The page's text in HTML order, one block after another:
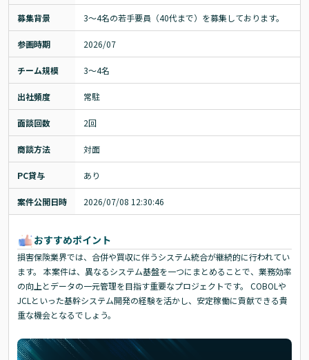
募集背景 3～4名の若手要員（40代まで）を募集しております。
参画時期 2026/07
チーム規模 3～4名
出社頻度 常駐
面談回数 2回
商談方法 対面
PC貸与 あり
案件公開日時 2026/07/08 12:30:46
おすすめポイント
損害保険業界では、合併や買収に伴うシステム統合が継続的に行われてい
ます。 本案件は、異なるシステム基盤を一つにまとめることで、業務効率
の向上とデータの一元管理を目指す重要なプロジェクトです。 COBOLや
JCLといった基幹システム開発の経験を活かし、安定稼働に貢献できる貴
重な機会となるでしょう。